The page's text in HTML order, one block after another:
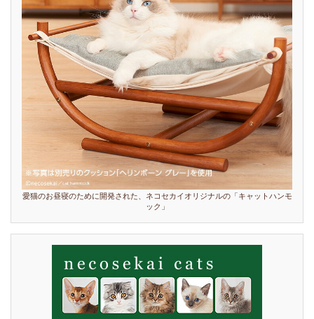
愛猫のお昼寝のために開発された、ネコセカイオリジナルの「キャットハンモ
ック」